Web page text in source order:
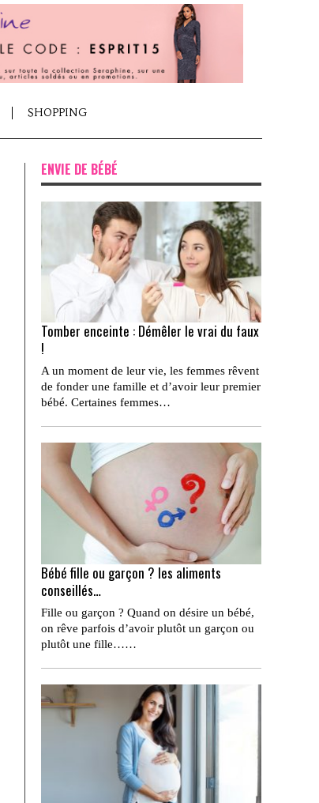
SHOPPING
ENVIE DE BÉBÉ
Tomber enceinte : Démêler le vrai du faux
!
A un moment de leur vie, les femmes rêvent
de fonder une famille et d’avoir leur premier
bébé. Certaines femmes…
Bébé fille ou garçon ? les aliments
conseillés…
Fille ou garçon ? Quand on désire un bébé,
on rêve parfois d’avoir plutôt un garçon ou
plutôt une fille……